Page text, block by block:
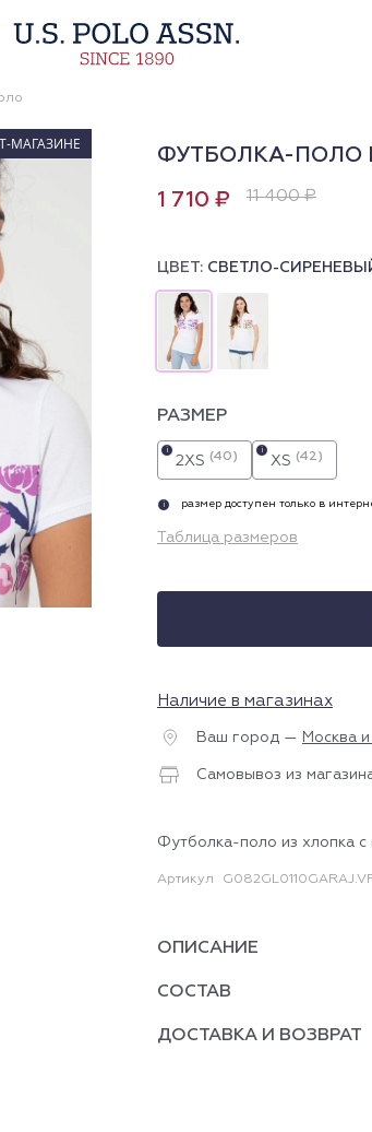
МАГАЗИНЕ
ФУТБОЛКА-ПОЛО
1 710 ₽ 11 400 ₽
ЦВЕТ: СВЕТЛО-
РАЗМЕР
2XS (40)
i
XS (42)
i
i размер доступен только в
Таблица размеров
Наличие в магазинах
Ваш город — Москва
Самовывоз из
Футболка-поло из хлопка с
Артикул
ОПИСАНИЕ
СОСТАВ
ДОСТАВКА И ВОЗВРАТ